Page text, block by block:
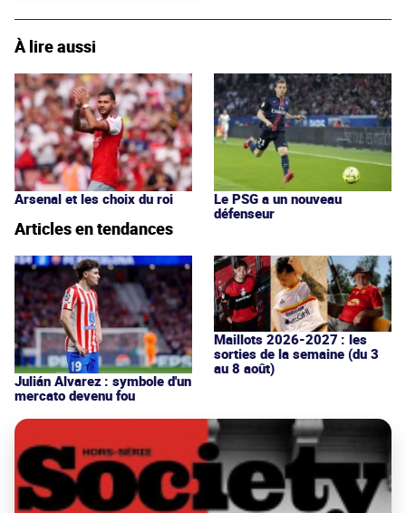
À lire aussi
Arsenal et les choix du roi
Le PSG a un nouveau
défenseur
Articles en tendances
Julián Alvarez : symbole d'un
mercato devenu fou
Maillots 2026-2027 : les
sorties de la semaine (du 3
au 8 août)